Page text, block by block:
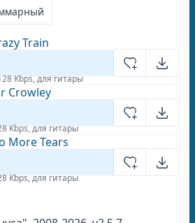
Train
Kbps, для гитары
Crowley
Kbps, для гитары
More Tears
Kbps, для гитары